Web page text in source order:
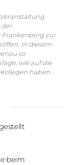
der
zur
In diesem
so
wie auf die
haben…
beim